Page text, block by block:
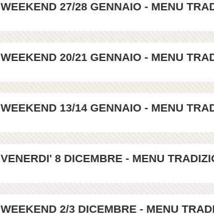
WEEKEND 27/28 GENNAIO - MENU
WEEKEND 20/21 GENNAIO - MENU
WEEKEND 13/14 GENNAIO - MENU
VENERDI' 8 DICEMBRE - MENU
WEEKEND 2/3 DICEMBRE - MENU